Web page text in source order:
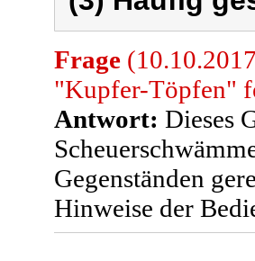
Frage
"Kupfer-Töpfen"
Antwort: Dieses
Gegenständen
Hinweise der